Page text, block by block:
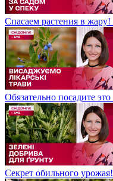
Спасаем растения в
Обязательно посадите
Секрет обильного